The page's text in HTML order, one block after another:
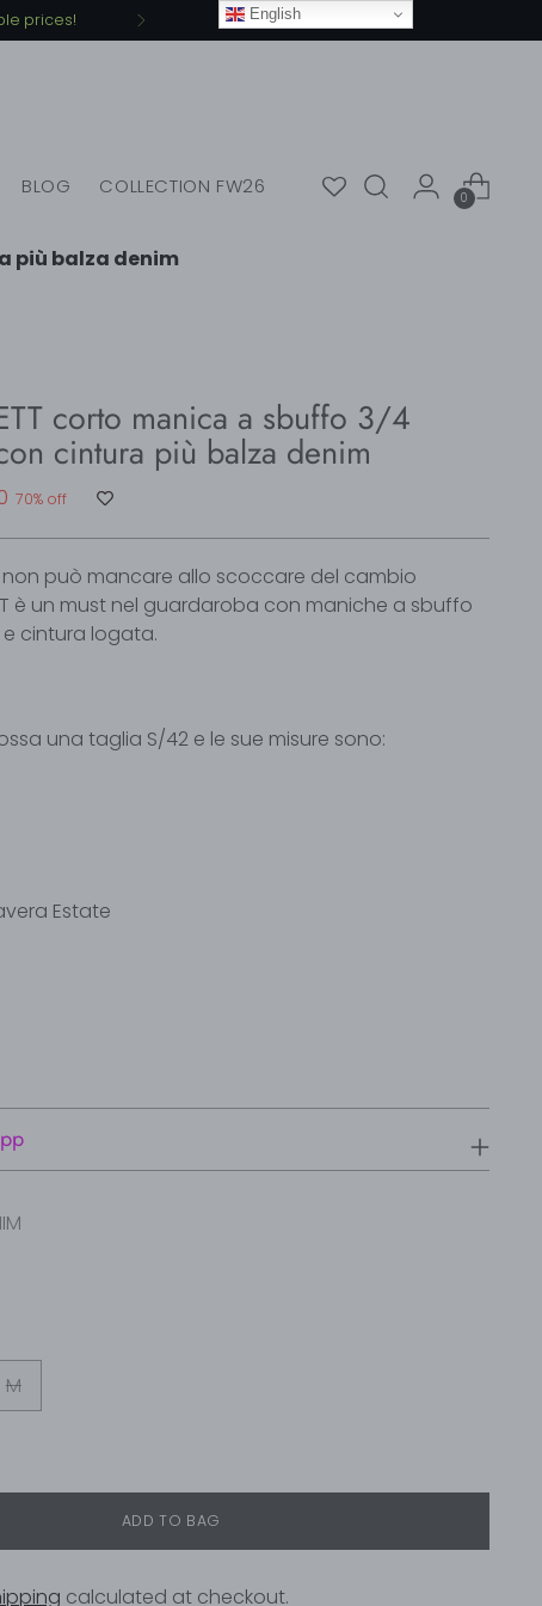
prices!
BLOG COLLECTION FW26 0
più balza denim
corto manica a sbuffo 3/4
cintura più balza denim
70% off
non può mancare allo scoccare del cambio
è un must nel guardaroba con maniche a sbuffo
cintura logata.
una taglia S/42 e le sue misure sono:
Estate
M
ADD TO BAG
calculated at checkout.
English